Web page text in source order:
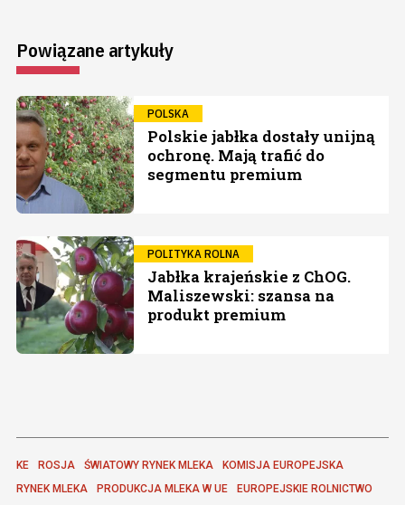
Powiązane artykuły
POLSKA
Polskie jabłka dostały unijną
ochronę. Mają trafić do
segmentu premium
POLITYKA ROLNA
Jabłka krajeńskie z ChOG.
Maliszewski: szansa na
produkt premium
KE ROSJA ŚWIATOWY RYNEK MLEKA
KOMISJA EUROPEJSKA
RYNEK MLEKA
PRODUKCJA MLEKA W UE
EUROPEJSKIE ROLNICTWO